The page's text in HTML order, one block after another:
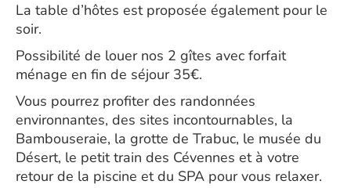
La table d’hôtes est proposée également pour le
soir.
Possibilité de louer nos 2 gîtes avec forfait
ménage en fin de séjour 35€.
Vous pourrez profiter des randonnées
environnantes, des sites incontournables, la
Bambouseraie, la grotte de Trabuc, le musée du
Désert, le petit train des Cévennes et à votre
retour de la piscine et du SPA pour vous relaxer.